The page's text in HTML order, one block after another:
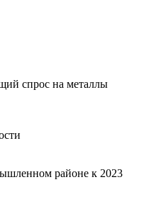
спрос на металлы
районе к 2023